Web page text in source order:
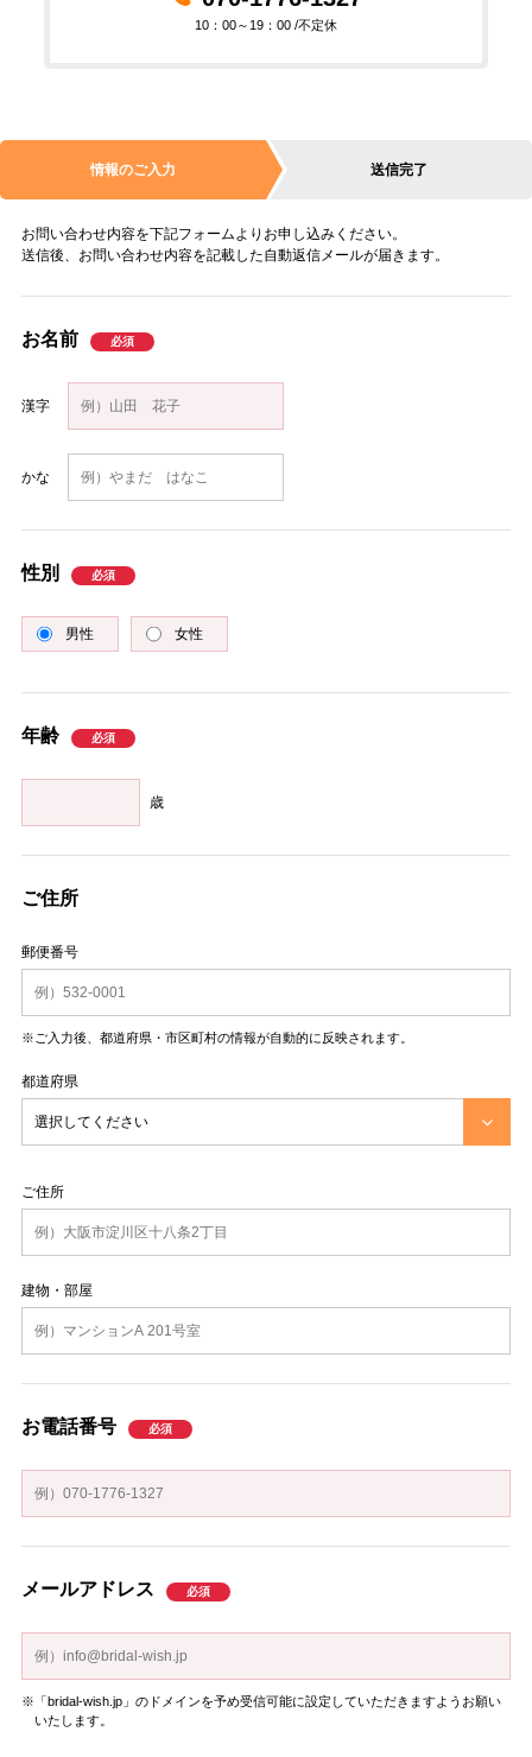
10：00～19：00 /不定休
情報のご入力 送信完了
お問い合わせ内容を下記フォームよりお申し込みください。
送信後、お問い合わせ内容を記載した自動返信メールが届きます。
お名前
漢字
かな
性別
男性 女性
年齢
歳
ご住所
郵便番号
※ご入力後、都道府県・市区町村の情報が自動的に反映されます。
都道府県
ご住所
建物・部屋
お電話番号
メールアドレス
※「bridal-wish.jp」のドメインを予め受信可能に設定していただきますようお願い
いたします。